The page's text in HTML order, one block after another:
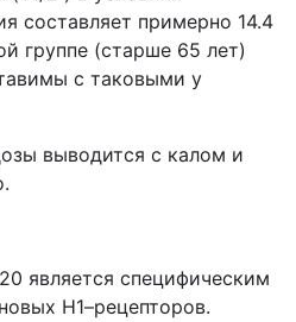
составляет примерно 14.4
группе (старше 65 лет)
с таковыми у
выводится с калом и
является специфическим
Н1–рецепторов.